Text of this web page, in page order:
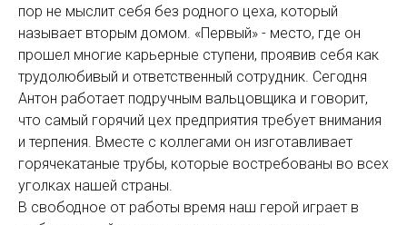
пор не мыслит себя без родного цеха, который
называет вторым домом. «Первый» - место, где он
прошел многие карьерные ступени, проявив себя как
трудолюбивый и ответственный сотрудник. Сегодня
Антон работает подручным вальцовщика и говорит,
что самый горячий цех предприятия требует внимания
и терпения. Вместе с коллегами он изготавливает
горячекатаные трубы, которые востребованы во всех
уголках нашей страны.
В свободное от работы время наш герой играет в